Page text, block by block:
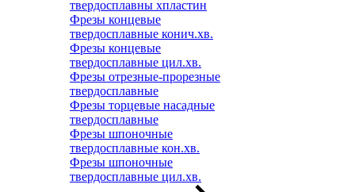
твердосплавны хпластин
Фрезы концевые
твердосплавные конич.хв.
Фрезы концевые
твердосплавные цил.хв.
Фрезы отрезные-прорезные
твердосплавные
Фрезы торцевые насадные
твердосплавные
Фрезы шпоночные
твердосплавные кон.хв.
Фрезы шпоночные
твердосплавные цил.хв.